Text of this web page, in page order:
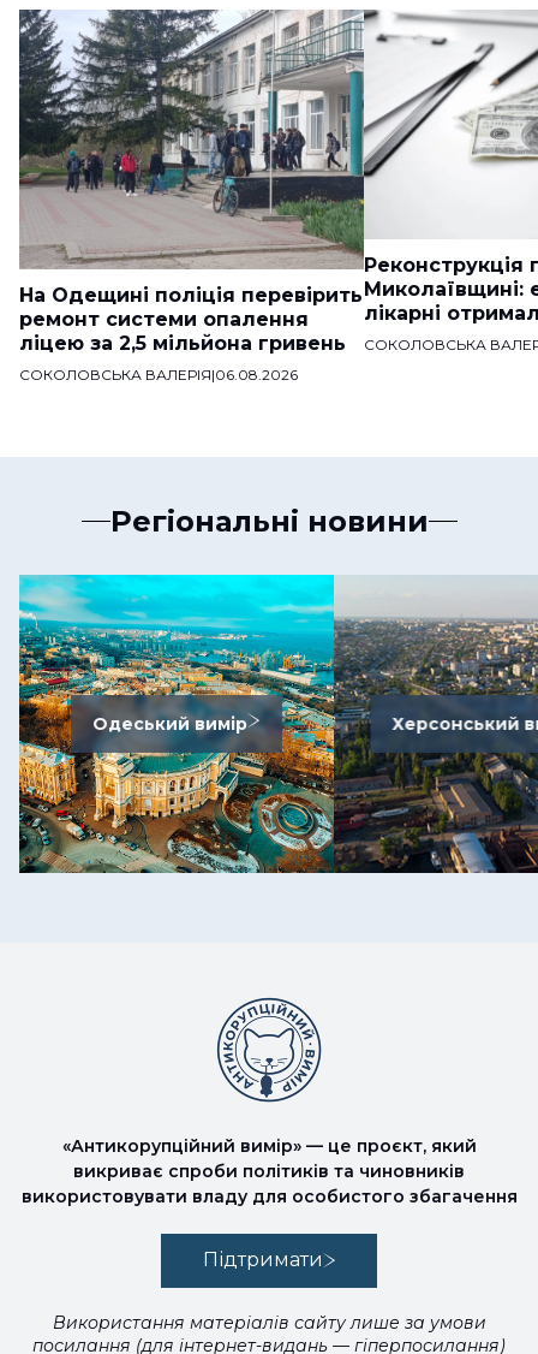
На Одещині поліція перевірить
ремонт системи опалення
ліцею за 2,5 мільйона гривень
СОКОЛОВСЬКА ВАЛЕРІЯ|06.08.2026
Реконструкція
Миколаївщині:
лікарні
СОКОЛОВСЬКА
Регіональні новини
Одеський вимір Херсонський
«Антикорупційний вимір» — це проєкт, який
викриває спроби політиків та чиновників
використовувати владу для особистого збагачення
Підтримати
Використання матеріалів сайту лише за умови
посилання (для інтернет-видань — гіперпосилання)